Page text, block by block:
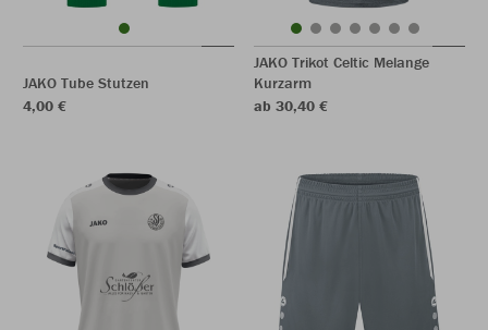
JAKO Tube Stutzen
4,00 €
JAKO Trikot Celtic Melange
Kurzarm
ab 30,40 €